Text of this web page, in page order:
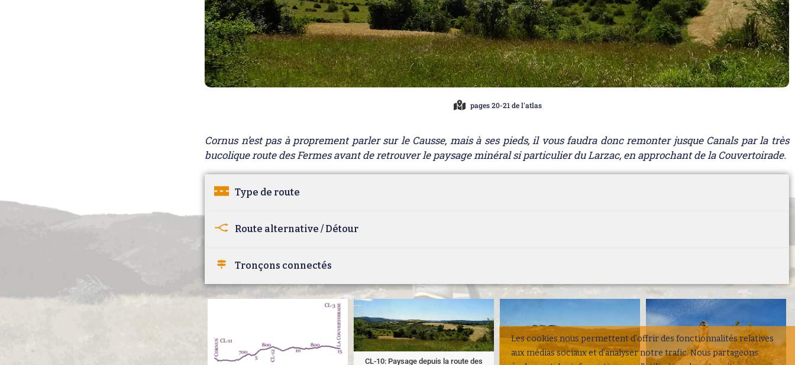
pages 20-21 de l'atlas
Cornus n’est pas à proprement parler sur le Causse, mais à ses pieds, il vous faudra donc remonter jusque Canals par la très
bucolique route des Fermes avant de retrouver le paysage minéral si particulier du Larzac, en approchant de la Couvertoirade.
Type de route
Route alternative / Détour
Tronçons connectés
CL-10: Paysage depuis la route des
Les cookies nous permettent d'offrir des fonctionnalités relatives
aux médias sociaux et d'analyser notre trafic. Nous partageons